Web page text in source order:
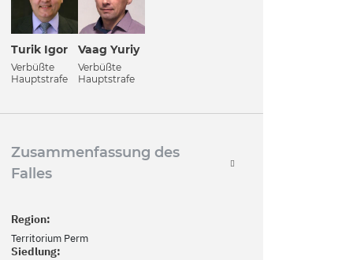
Turik Igor
Verbüßte
Hauptstrafe
Vaag Yuriy
Verbüßte
Hauptstrafe
Zusammenfassung des
Falles
Region:
Territorium Perm
Siedlung: